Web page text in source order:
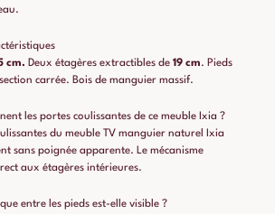
cm. Deux étagères extractibles de 19 cm. Pieds
carrée. Bois de manguier massif.
les portes coulissantes de ce meuble Ixia ?
du meuble TV manguier naturel Ixia
sans poignée apparente. Le mécanisme
aux étagères intérieures.
entre les pieds est-elle visible ?